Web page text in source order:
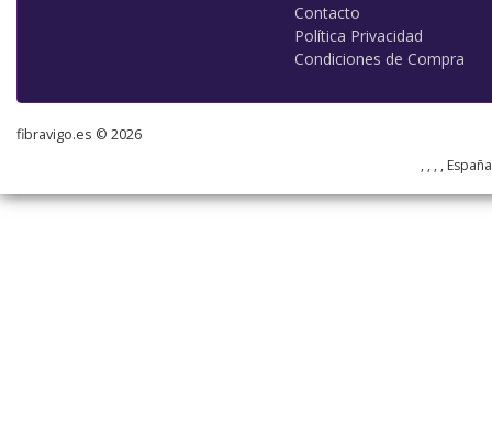
Contacto
Política Privacidad
Condiciones de Compra
fibravigo.es © 2026
, , , ,